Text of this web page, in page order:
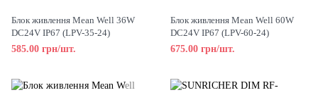
Блок живлення Mean Well 36W
DC24V IP67 (LPV-35-24)
585.00 грн/шт.
Блок живлення Mean Well 60W
DC24V IP67 (LPV-60-24)
675.00 грн/шт.